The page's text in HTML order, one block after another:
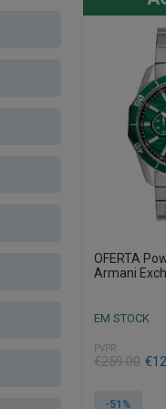
OFERTA
Armani
EM STOCK
PVPR
€259.00
O
original
€
O
atual
-51%